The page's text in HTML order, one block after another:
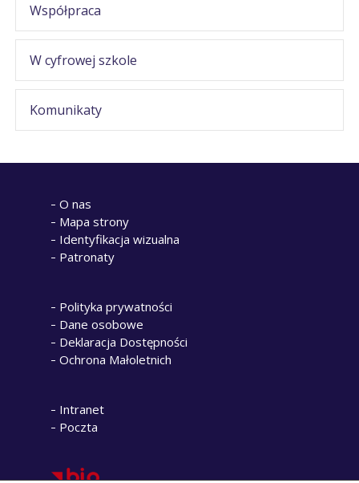
Współpraca
W cyfrowej szkole
Komunikaty
O nas
Mapa strony
Identyfikacja wizualna
Patronaty
Polityka prywatności
Dane osobowe
Deklaracja Dostępności
Ochrona Małoletnich
Intranet
Poczta